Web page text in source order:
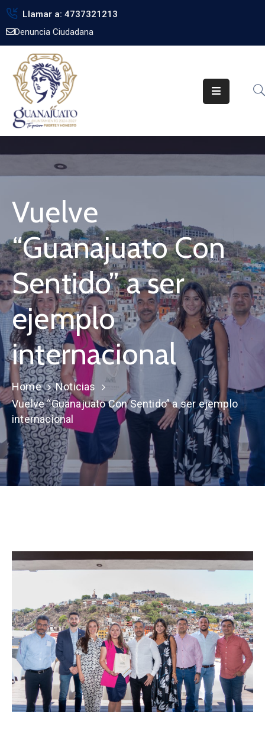
Llamar a: 4737321213
Denuncia Ciudadana
Inicio
Gobierno
Trámites
Noticias
Transparencia
Pública
Biblioteca
Vuelve
“Guanajuato Con
Sentido” a ser
ejemplo
internacional
Home
Noticias
Vuelve “Guanajuato Con Sentido” a ser ejemplo
internacional